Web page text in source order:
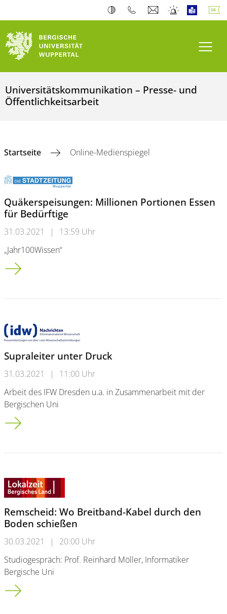
Universitätskommunikation – Presse- und
Öffentlichkeitsarbeit
Startseite Online-Medienspiegel
Quäkerspeisungen: Millionen Portionen Essen
für Bedürftige
31.03.2021 |
13:59 Uhr
„Jahr100Wissen“
Quäkerspeisungen: Millionen Portionen Essen für Bedürftige
Supraleiter unter Druck
31.03.2021 |
11:00 Uhr
Arbeit des IFW Dresden u.a. in Zusammenarbeit mit der
Bergischen Uni
Supraleiter unter Druck
Remscheid: Wo Breitband-Kabel durch den
Boden schießen
30.03.2021 |
20:00 Uhr
Studiogespräch: Prof. Reinhard Möller, Informatiker
Bergische Uni
Remscheid: Wo Breitband-Kabel durch den Boden schießen